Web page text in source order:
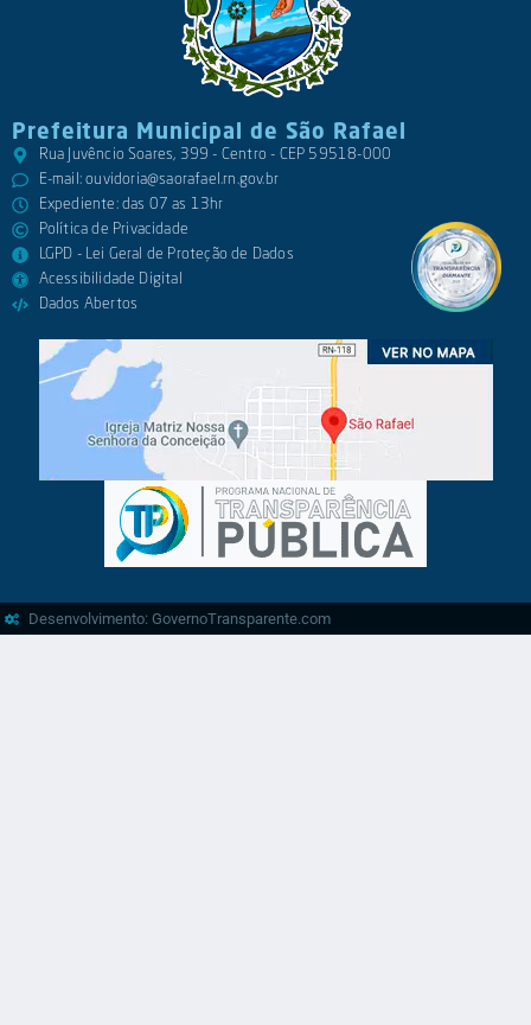
Prefeitura Municipal de São Rafael
Rua Juvêncio Soares, 399 - Centro - CEP 59518-000
E-mail:ouvidoria@saorafael.rn.gov.br
Expediente: das 07 as 13hr
Política de Privacidade
LGPD - Lei Geral de Proteção de Dados
Acessibilidade Digital
Dados Abertos
Desenvolvimento: GovernoTransparente.com